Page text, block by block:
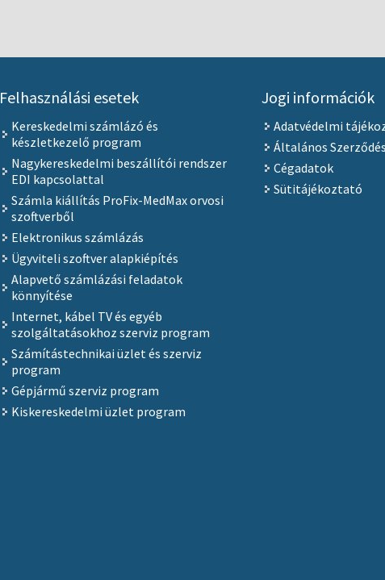
Felhasználási esetek
Kereskedelmi számlázó és
készletkezelő program
Nagykereskedelmi beszállítói rendszer
EDI kapcsolattal
Számla kiállítás ProFix-MedMax orvosi
szoftverből
Elektronikus számlázás
Ügyviteli szoftver alapkiépítés
Alapvető számlázási feladatok
könnyítése
Internet, kábel TV és egyéb
szolgáltatásokhoz szerviz program
Számítástechnikai üzlet és szerviz
program
Gépjármű szerviz program
Kiskereskedelmi üzlet program
Jogi információk
Adatvédelmi
Általános
Cégadatok
Sütitájékoztató